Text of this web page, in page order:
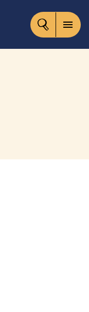
CONTENU
menu